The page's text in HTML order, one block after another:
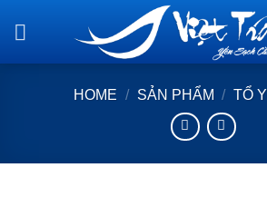
HOME / SẢN PHẨM / TỔ